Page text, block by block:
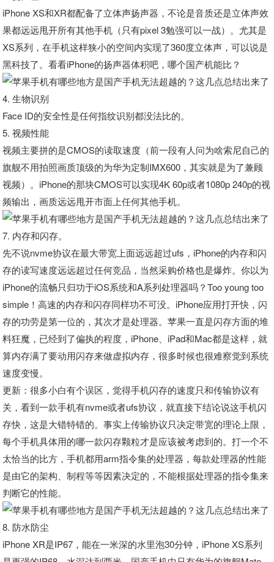
iPhone XS和XR都配备了立体声扬声器，不论是音质还是立体声效
果都远远甩开所有其他手机（只有pixel 3勉强可以一战）。尤其是
XS系列，在手机这样狭小的空间内实现了360度立体声，可以说是
黑科技了。看看iPhone的扬声器体积吧，哪个国产机能比？
4. 生物识别
Face ID的安全性是任何指纹识别都没法比的。
5. 视频性能
视频主要拼的是CMOS的读取速度（前一段有人问为啥索尼自己的
旗舰不用拍照画质顶级的为华为定制IMX600，其实就是为了兼顾
视频）。iPhone的那块CMOS可以实现4K 60p或者1080p 240p的视
频输出，画质远远甩开市面上任何其他手机。
7. 内存和闪存。
先不说nvme协议在最大带宽上面远远超过ufs，iPhone的内存和闪
存的读写速度远远超过任何竞品，当然采购价格也是爆炸。你以为
iPhone的流畅只归功于iOS系统和A系列处理器吗？Too young too
simple！高速的内存和闪存同样功不可没。iPhone应用打开快，闪
存的功劳是第一位的，其次才是处理器。苹果一直是闪存方面的堆
料狂魔，已经到了偏执的程度，iPhone、iPad和Mac都是这样，就
算内存满了要动用闪存来做虚拟内存，很多时候也很难察觉到系统
速度变慢。
更新：很多小白有个误区，觉得手机闪存的速度只和传输协议有
关，看到一款手机有nvme或者ufs协议，就直接下结论说这手机闪
存快，这是大错特错的。事实上传输协议只决定带宽的理论上限，
每个手机具体用的哪一款闪存颗粒才是应该被考虑到的。打一个不
太恰当的比方，手机都用arm指令集的处理器，每款处理器的性能
是由它的架构、制程等等因素决定的，不能根据处理器的指令集来
判断它的性能。
8. 防水防尘
iPhone XR是IP67，能在一米深的水里泡30分钟，iPhone XS系列